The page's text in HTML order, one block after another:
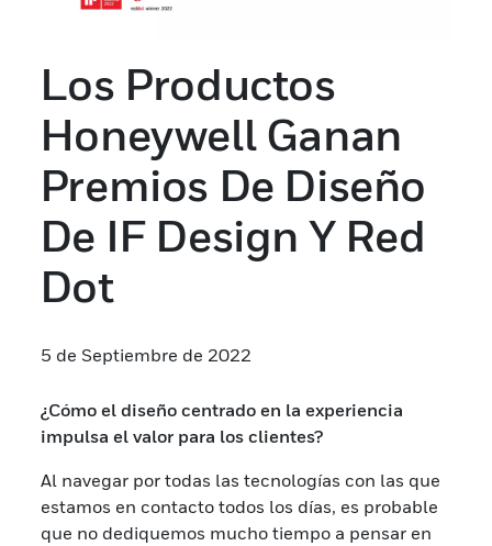
Los Productos
Honeywell Ganan
Premios De Diseño
De IF Design Y Red
Dot
5 de Septiembre de 2022
¿Cómo el diseño centrado en la experiencia
impulsa el valor para los clientes?
Al navegar por todas las tecnologías con las que
estamos en contacto todos los días, es probable
que no dediquemos mucho tiempo a pensar en